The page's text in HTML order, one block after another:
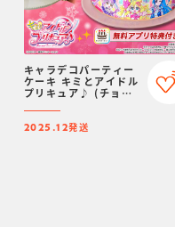
キャラデコパーティー
ケーキ キミとアイドル
プリキュア♪ (チョコ
【2025年12月発送・
クリスマス予約】
2025.12発送